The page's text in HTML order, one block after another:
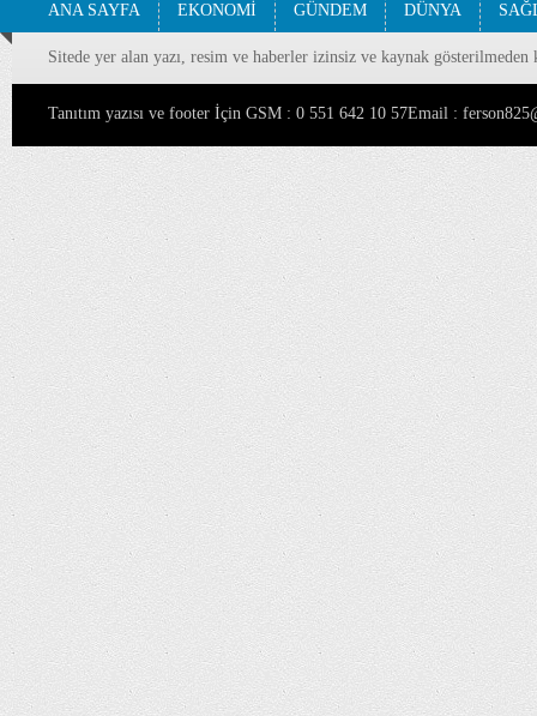
ANA SAYFA EKONOMİ GÜNDEM DÜNYA
Sitede yer alan yazı, resim ve haberler izinsiz ve kaynak gösterilmeden
Tanıtım yazısı ve footer İçin GSM : 0 551 642 10 57Email :